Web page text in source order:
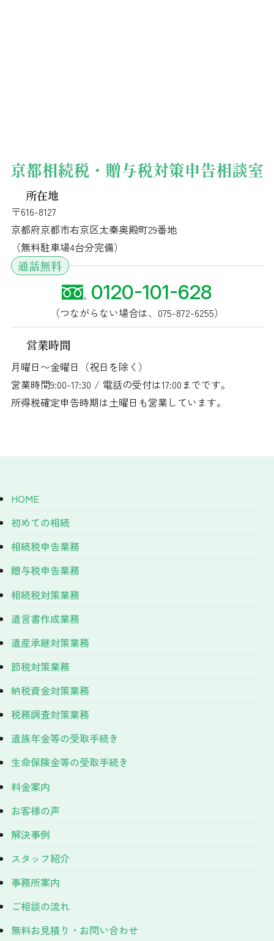
所在地
〒616-8127
京都府京都市右京区太秦奥殿町29番地
（無料駐車場4台分完備）
通話無料
0120-101-628
（つながらない場合は、 075-872-6255）
営業時間
月曜日〜金曜日（祝日を除く）
営業時間9:00-17:30 / 電話の受付は17:00までです。
所得税確定申告時期は土曜日も営業しています。
HOME
初めての相続
相続税申告業務
贈与税申告業務
相続税対策業務
遺言書作成業務
遺産承継対策業務
節税対策業務
納税資金対策業務
税務調査対策業務
遺族年金等の受取手続き
生命保険金等の受取手続き
料金案内
お客様の声
解決事例
スタッフ紹介
事務所案内
ご相談の流れ
無料お見積り・お問い合わせ